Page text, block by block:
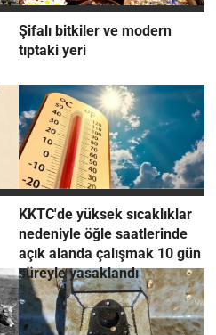
Şifalı bitkiler ve modern
tıptaki yeri
KKTC'de yüksek sıcaklıklar
nedeniyle öğle saatlerinde
açık alanda çalışmak 10 gün
süreyle yasaklandı